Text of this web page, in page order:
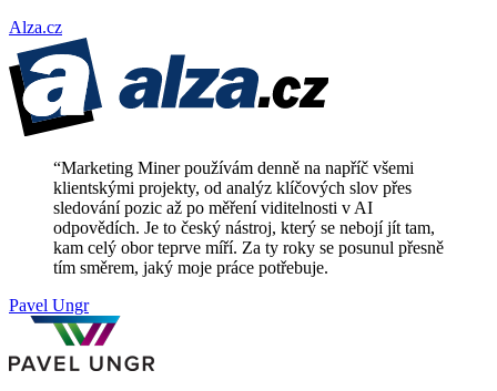
Alza.cz
“Marketing Miner používám denně na napříč všemi
klientskými projekty, od analýz klíčových slov přes
sledování pozic až po měření viditelnosti v AI
odpovědích. Je to český nástroj, který se nebojí jít tam,
kam celý obor teprve míří. Za ty roky se posunul přesně
tím směrem, jaký moje práce potřebuje.
Pavel Ungr